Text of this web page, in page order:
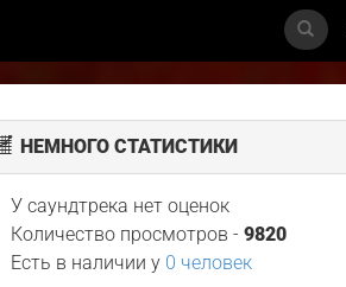
НЕМНОГО СТАТИСТИКИ
У саундтрека нет оценок
Количество просмотров -9820
Есть в наличии у 0 человек